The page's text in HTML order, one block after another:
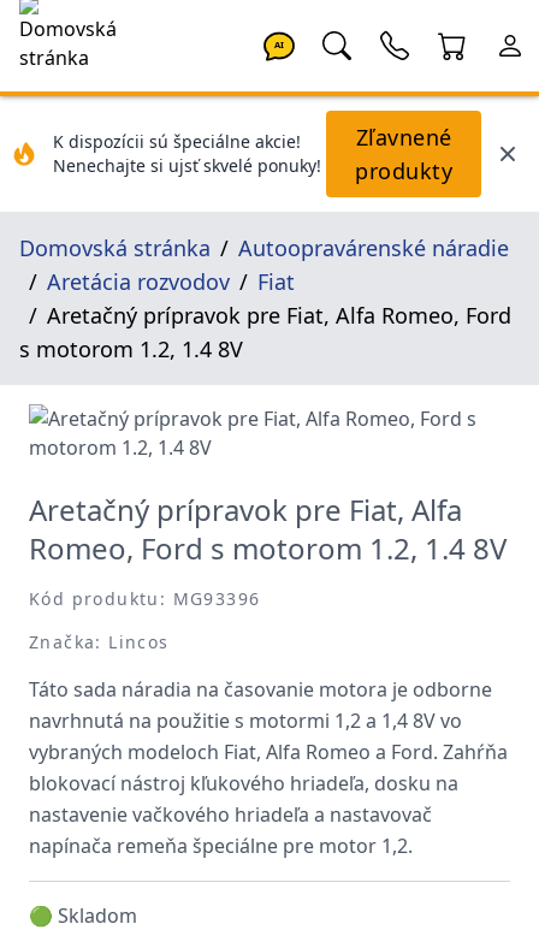
AI
K dispozícii sú špeciálne akcie!
Nenechajte si ujsť skvelé ponuky!
Zľavnené
produkty
Domovská stránka
Autoopravárenské náradie
Aretácia rozvodov
Fiat
Aretačný prípravok pre Fiat, Alfa Romeo, Ford
s motorom 1.2, 1.4 8V
Aretačný prípravok pre Fiat, Alfa
Romeo, Ford s motorom 1.2, 1.4 8V
Kód produktu: MG93396
Značka: Lincos
Táto sada náradia na časovanie motora je odborne
navrhnutá na použitie s motormi 1,2 a 1,4 8V vo
vybraných modeloch Fiat, Alfa Romeo a Ford. Zahŕňa
blokovací nástroj kľukového hriadeľa, dosku na
nastavenie vačkového hriadeľa a nastavovač
napínača remeňa špeciálne pre motor 1,2.
🟢 Skladom